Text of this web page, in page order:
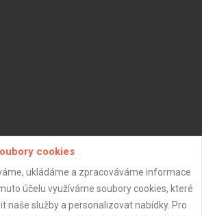
cookies
ukládáme a zpracováváme informace
účelu využíváme soubory cookies, které
naše služby a personalizovat nabídky. Pro